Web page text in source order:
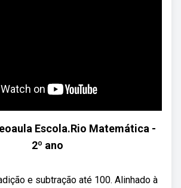
Escola.Rio Matemática -
2º ano
e subtração até 100. Alinhado à